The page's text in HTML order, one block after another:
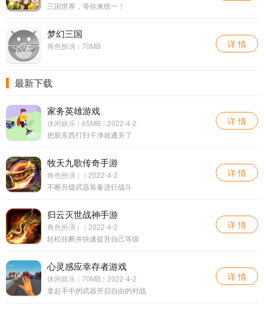
三国世界，等你来统一！
梦幻三国
角色扮演 | 70MB 详 情
最新下载
家务英雄游戏
休闲娱乐 | 65MB | 2022-4-2
把脏东西打扫干净就通关了
详 情
牧天九歌传奇手游
角色扮演 | | 2022-4-2
不断升级武器装备进行战斗
详 情
归云灭世战神手游
角色扮演 | | 2022-4-2
轻松挂断并快速提升自己等级
详 情
心灵感应幸存者游戏
休闲娱乐 | 70MB | 2022-4-2
拿起手中的武器开启自由的对战
详 情